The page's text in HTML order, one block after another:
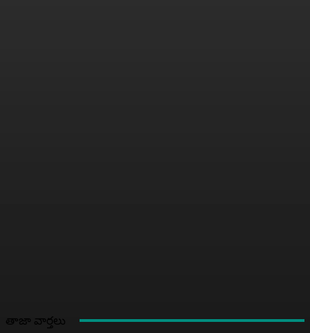
తాజా వార్తలు